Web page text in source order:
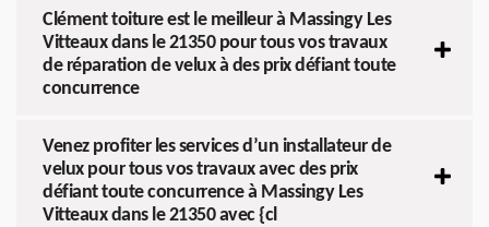
Clément toiture est le meilleur à Massingy Les
Vitteaux dans le 21350 pour tous vos travaux
de réparation de velux à des prix défiant toute
concurrence
Venez profiter les services d’un installateur de
velux pour tous vos travaux avec des prix
défiant toute concurrence à Massingy Les
Vitteaux dans le 21350 avec {cl